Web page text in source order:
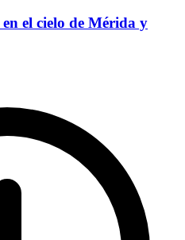
el cielo de Mérida y